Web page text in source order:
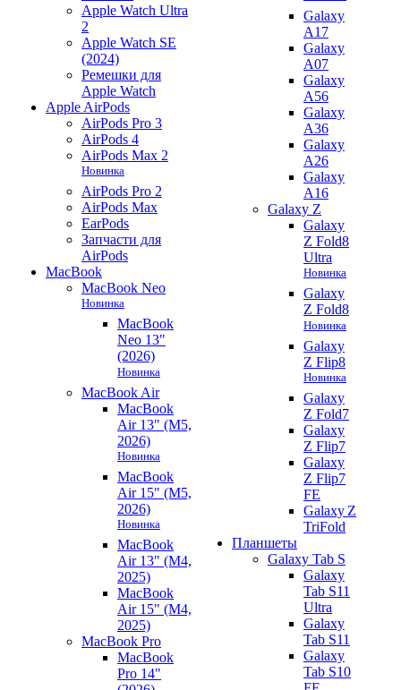
Apple Watch Ultra
2
Apple Watch SE
(2024)
Ремешки для
Apple Watch
Apple AirPods
AirPods Pro 3
AirPods 4
AirPods Max 2
Новинка
AirPods Pro 2
AirPods Max
EarPods
Запчасти для
AirPods
MacBook
MacBook Neo
Новинка
MacBook
Neo 13"
(2026)
Новинка
MacBook Air
MacBook
Air 13" (M5,
2026)
Новинка
MacBook
Air 15" (M5,
2026)
Новинка
MacBook
Air 13" (M4,
2025)
MacBook
Air 15" (M4,
2025)
MacBook Pro
MacBook
Pro 14"
Galaxy
A17
Galaxy
A07
Galaxy
A56
Galaxy
A36
Galaxy
A26
Galaxy
A16
Galaxy Z
Galaxy
Z Fold8
Ultra
Новинка
Galaxy
Z Fold8
Новинка
Galaxy
Z Flip8
Новинка
Galaxy
Z Fold7
Galaxy
Z Flip7
Galaxy
Z Flip7
FE
Galaxy Z
TriFold
Планшеты
Galaxy Tab S
Galaxy
Tab S11
Ultra
Galaxy
Tab S11
Galaxy
Tab S10